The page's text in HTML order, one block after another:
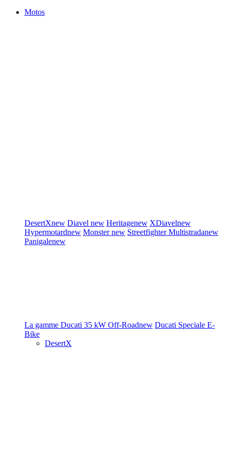
Motos
DesertXnew Diavel new Heritagenew XDiavelnew
Hypermotardnew Monsternew StreetfighterMultistradanew
Panigalenew
La gamme Ducati 35 kW Off-Roadnew Ducati Speciale E-
Bike
DesertX